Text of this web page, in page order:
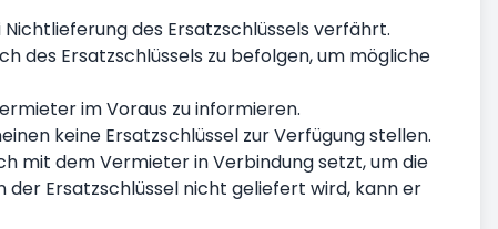
des Ersatzschlüssels verfährt.
des Ersatzschlüssels zu befolgen, um mögliche
im Voraus zu informieren.
keine Ersatzschlüssel zur Verfügung stellen.
mit dem Vermieter in Verbindung setzt, um die
der Ersatzschlüssel nicht geliefert wird, kann er